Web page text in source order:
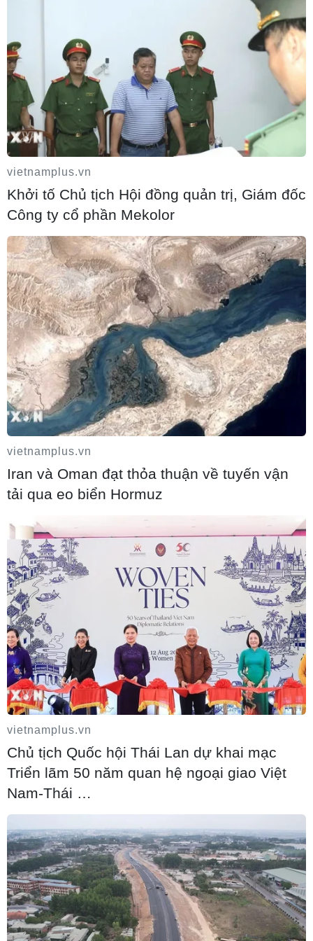
Tin cùng chuyên mục
vietnamplus.vn
Khởi tố Chủ tịch Hội đồng quản trị, Giám đốc
Công ty cổ phần Mekolor
vietnamplus.vn
Iran và Oman đạt thỏa thuận về tuyến vận
tải qua eo biển Hormuz
vietnamplus.vn
Chủ tịch Quốc hội Thái Lan dự khai mạc
Triển lãm 50 năm quan hệ ngoại giao Việt
Nam-Thái …